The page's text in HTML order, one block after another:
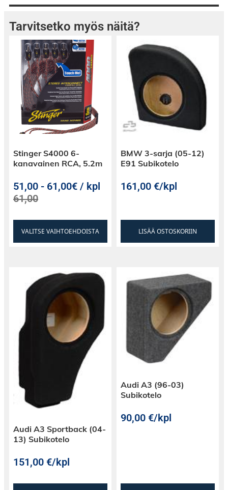
Tarvitsetko myös näitä?
Stinger S4000 6-
kanavainen RCA, 5.2m
51,00 - 61,00€ / kpl
61,00
VALITSE VAIHTOEHDOISTA
BMW 3-sarja (05-12)
E91 Subikotelo
161,00€/kpl
LISÄÄ OSTOSKORIIN
Audi A3 Sportback (04-
13) Subikotelo
151,00€/kpl
Audi A3 (96-03)
Subikotelo
90,00€/kpl